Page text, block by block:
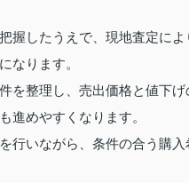
握したうえで、現地査定に
なります。
を整理し、売出価格と値下
進めやすくなります。
行いながら、条件の合う購